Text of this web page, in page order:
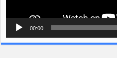
00:00